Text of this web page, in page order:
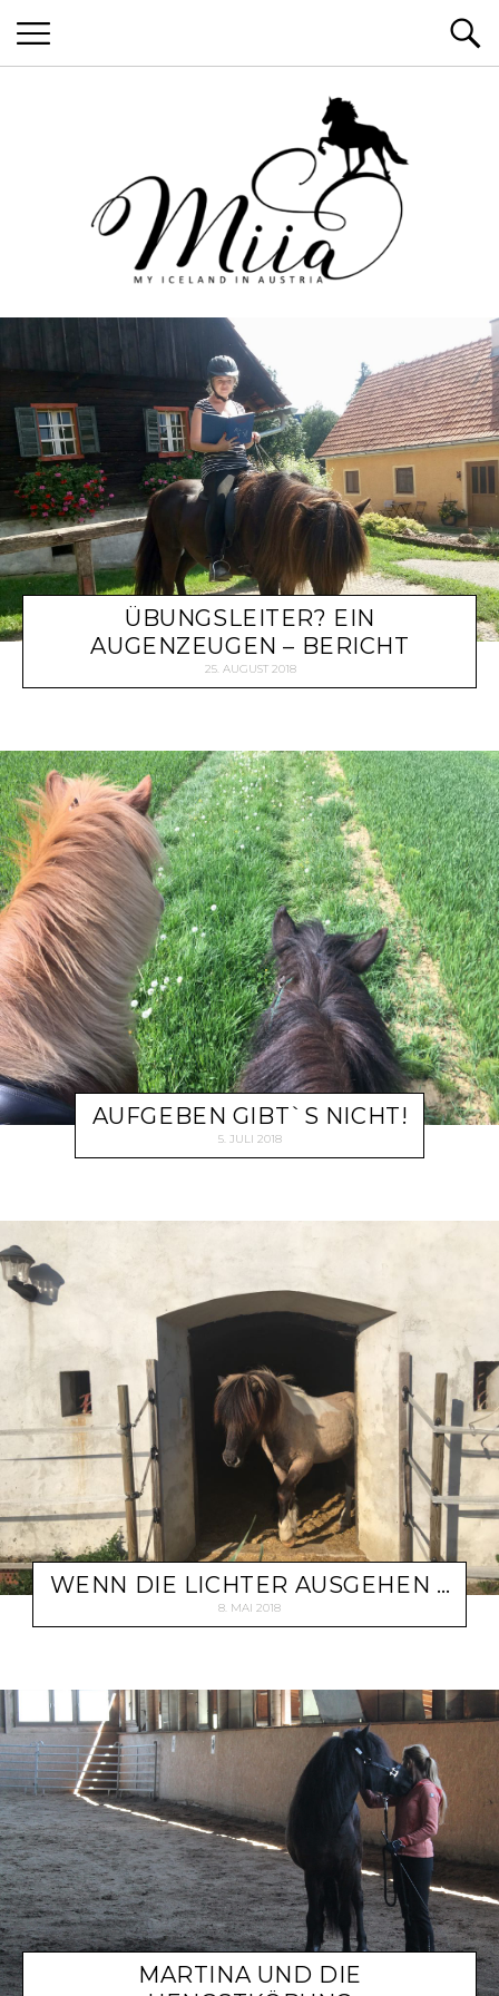
miia.at
MyIcelandInAustria
ÜBUNGSLEITER? EIN
AUGENZEUGEN – BERICHT
25. AUGUST 2018
AUFGEBEN GIBT`S NICHT!
5. JULI 2018
WENN DIE LICHTER AUSGEHEN …
8. MAI 2018
MARTINA UND DIE